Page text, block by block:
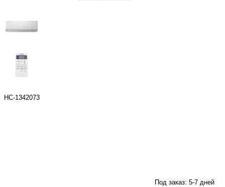
НС-1342073
Под заказ: 5-7 дней